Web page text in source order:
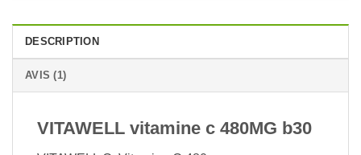
DESCRIPTION
AVIS (1)
VITAWELL vitamine c 480MG b30